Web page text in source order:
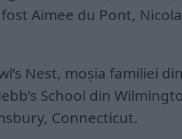
Aimee du Pont,
Nest, moșia familiei
School din
Connecticut.